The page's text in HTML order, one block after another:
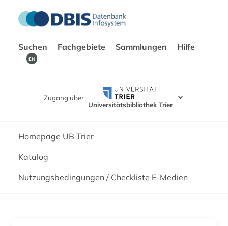
Suchen Fachgebiete Sammlungen Hilfe
EN
Zugang über
Universitätsbibliothek Trier
Homepage UB Trier
Katalog
Nutzungsbedingungen / Checkliste E-Medien